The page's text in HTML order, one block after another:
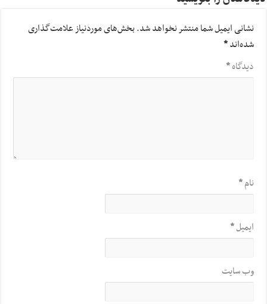
نشانی ایمیل شما منتشر نخواهد شد.بخش‌های موردنیاز علامت‌گذاری
شده‌اند*
دیدگاه*
نام*
ایمیل*
وب‌ سایت